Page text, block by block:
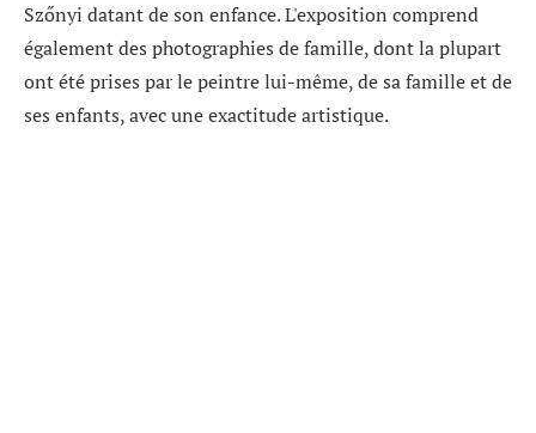
Szőnyi datant de son enfance. L'exposition comprend
également des photographies de famille, dont la plupart
ont été prises par le peintre lui-même, de sa famille et de
ses enfants, avec une exactitude artistique.